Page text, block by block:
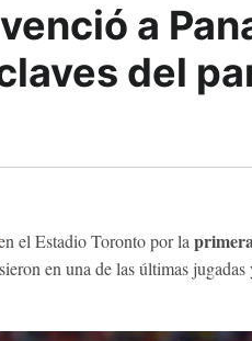
a
del
el Estadio Toronto por la
en una de las últimas